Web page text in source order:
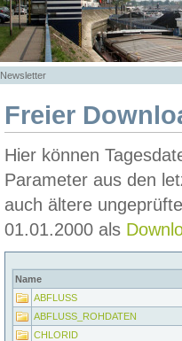
Newsletter
Freier
Hier können
Parameter aus den
auch ältere
01.01.2000 als
Name
ABFLUSS
ABFLUSS_ROHDATEN
CHLORID